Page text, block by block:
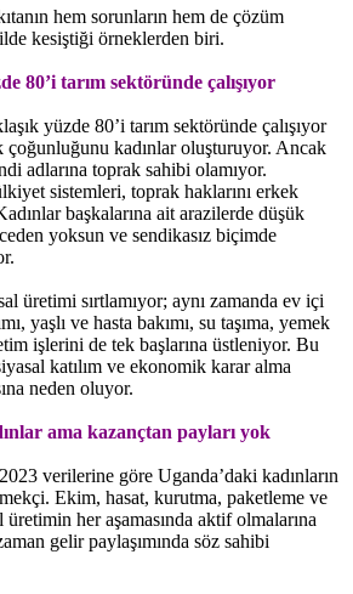
hem sorunların hem de çözüm
kesiştiği örneklerden biri.
80’i tarım sektöründe çalışıyor
yüzde 80’i tarım sektöründe çalışıyor
kadınlar oluşturuyor. Ancak
adlarına toprak sahibi olamıyor.
sistemleri, toprak haklarını erkek
başkalarına ait arazilerde düşük
yoksun ve sendikasız biçimde
üretimi sırtlamıyor; aynı zamanda ev içi
yaşlı ve hasta bakımı, su taşıma, yemek
işlerini de tek başlarına üstleniyor. Bu
katılım ve ekonomik karar alma
neden oluyor.
ama kazançtan payları yok
verilerine göre Uganda’daki kadınların
Ekim, hasat, kurutma, paketleme ve
üretimin her aşamasında aktif olmalarına
gelir paylaşımında söz sahibi